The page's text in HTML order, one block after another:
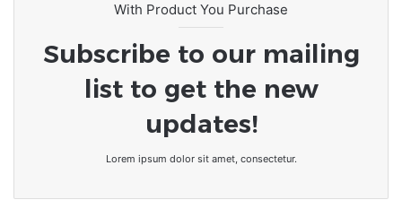
With Product You Purchase
Subscribe to our mailing
list to get the new
updates!
Lorem ipsum dolor sit amet, consectetur.